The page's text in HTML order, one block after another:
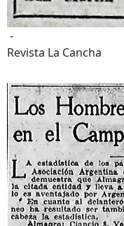
-
Revista La Cancha